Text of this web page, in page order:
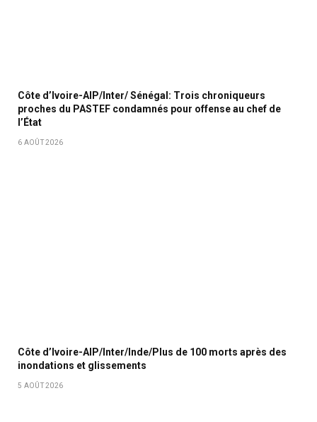
Côte d’Ivoire-AIP/Inter/ Sénégal: Trois chroniqueurs
proches du PASTEF condamnés pour offense au chef de
l’État
6 AOÛT 2026
Côte d’Ivoire-AIP/Inter/Inde/Plus de 100 morts après des
inondations et glissements
5 AOÛT 2026